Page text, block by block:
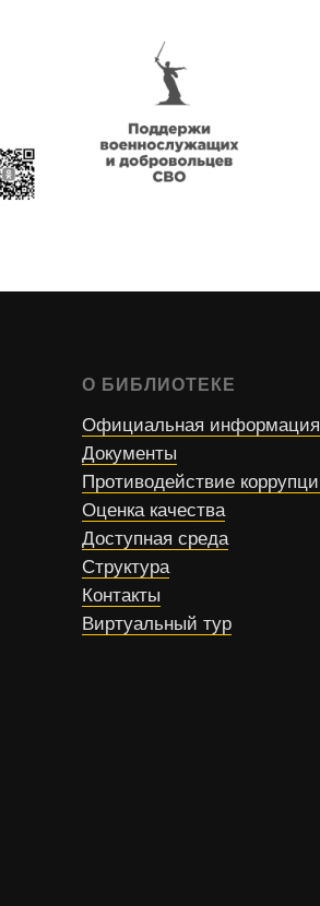
О БИБЛИОТЕКЕ
Официальная информация
Документы
Противодействие
Оценка качества
Доступная среда
Структура
Контакты
Виртуальный тур